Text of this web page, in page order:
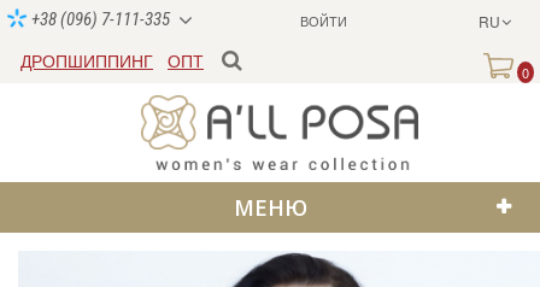
ВОЙТИ RU
+38 (096) 7-111-335
ДРОПШИППИНГ ОПТ
0
МЕНЮ